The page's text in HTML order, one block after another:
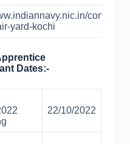
content/
yard-kochi
Dates:-
22/10/2022